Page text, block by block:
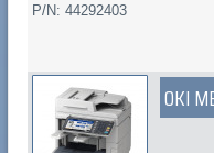
P/N: 44292403
OKI